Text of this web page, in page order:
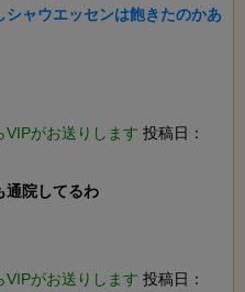
ャウエッセンは飽きたのかあ
VIPがお送りします 投稿日：
通院してるわ
VIPがお送りします 投稿日：